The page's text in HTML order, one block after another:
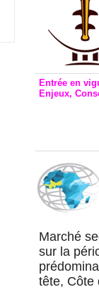
Entrée en
Enjeux,
Marché
sur la
tête, Côte